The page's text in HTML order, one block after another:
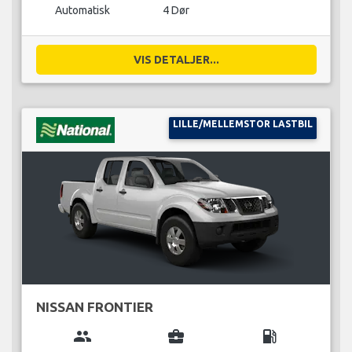
Automatisk 4 Dør
VIS DETALJER...
LILLE/MELLEMSTOR LASTBIL
NISSAN FRONTIER
group business_center local_gas_station